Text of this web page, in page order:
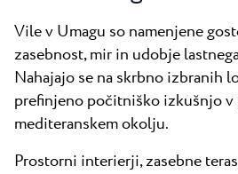
Vile v Umagu so namenjene
zasebnost, mir in udobje
Nahajajo se na skrbno izbranih
prefinjeno počitniško izkušnjo v
mediteranskem okolju.
Prostorni interierji, zasebne